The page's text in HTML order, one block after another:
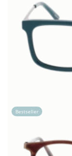
Bestseller